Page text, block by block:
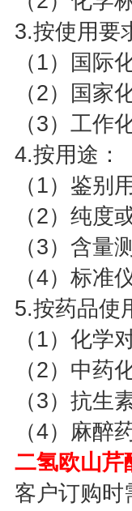
3.按使用要
（1）国际
（2）国家
（3）工作
4.按用途：
（1）鉴别
（2）纯度
（3）含量
（4）标准
5.按药品使
（1）化学
（2）中药
（3）抗生
（4）麻醉
二氢欧山芹
客户订购时